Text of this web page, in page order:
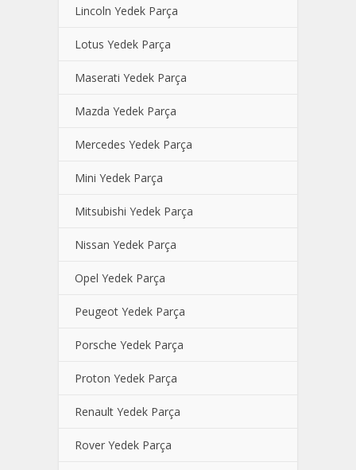
Lincoln Yedek Parça
Lotus Yedek Parça
Maserati Yedek Parça
Mazda Yedek Parça
Mercedes Yedek Parça
Mini Yedek Parça
Mitsubishi Yedek Parça
Nissan Yedek Parça
Opel Yedek Parça
Peugeot Yedek Parça
Porsche Yedek Parça
Proton Yedek Parça
Renault Yedek Parça
Rover Yedek Parça